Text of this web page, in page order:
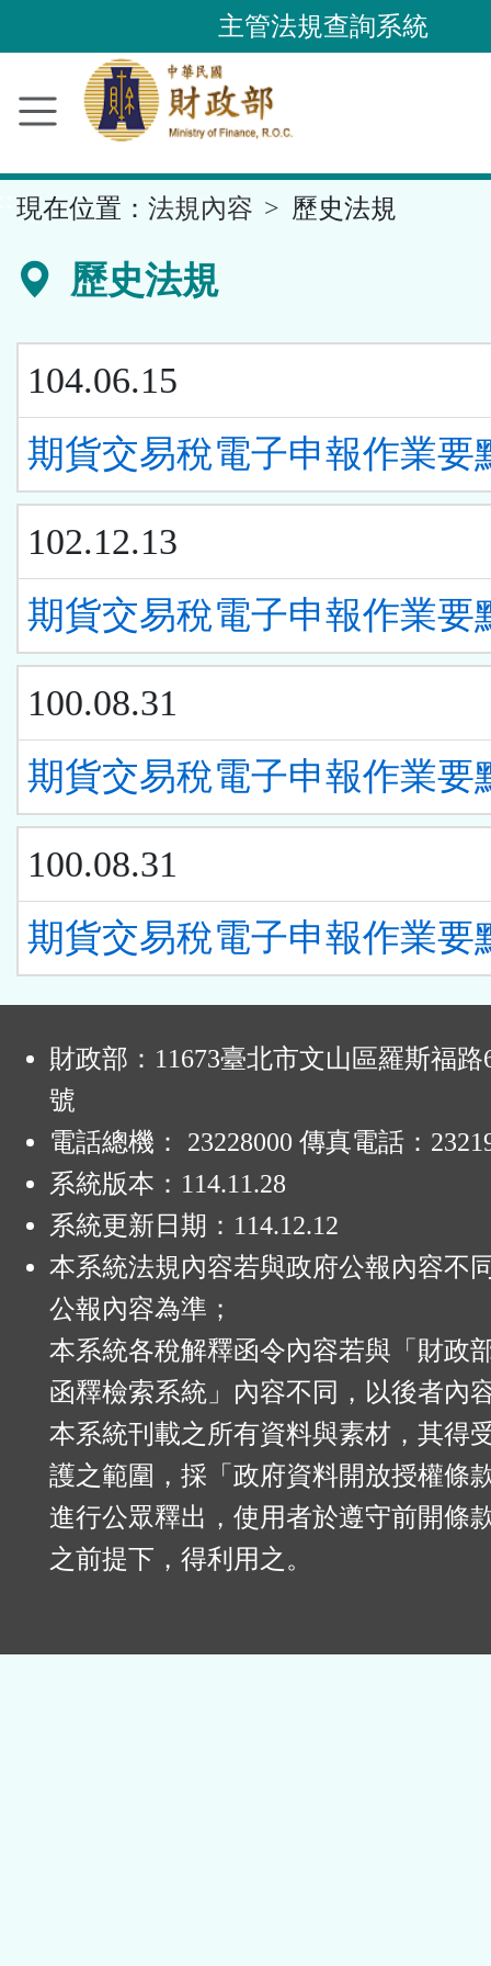
到
要
容
區
主管法規查詢系統
現在位置： 法規內容 歷史法規
歷史法規
104.06.15
期貨交易稅電子申報作業要
102.12.13
期貨交易稅電子申報作業要
100.08.31
期貨交易稅電子申報作業要
100.08.31
期貨交易稅電子申報作業要
財政部：11673臺北市文山區羅斯福路
號
電話總機： 23228000 傳真電話：
系統版本： 114.11.28
系統更新日期： 114.12.12
本系統法規內容若與政府公報內容不
公報內容為準；
本系統各稅解釋函令內容若與「財政
函釋檢索系統」內容不同，以後者內
本系統刊載之所有資料與素材，其得
護之範圍，採「政府資料開放授權條
進行公眾釋出，使用者於遵守前開條
之前提下，得利用之。